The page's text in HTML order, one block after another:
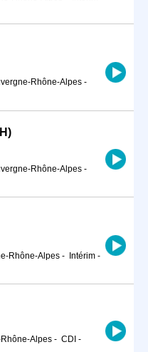
Rhône-Alpes -
Rhône-Alpes -
Rhône-Alpes - Intérim -
Alpes - CDI -